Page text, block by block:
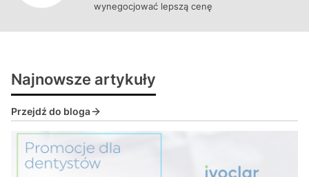
wynegocjować lepszą cenę
Najnowsze artykuły
Przejdź do bloga